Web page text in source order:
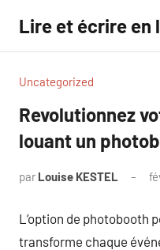
contenu
Lire et écrire en
Uncategorized
Revolutionnez
louant un
par Louise KESTEL
L’option de photobooth
transforme chaque